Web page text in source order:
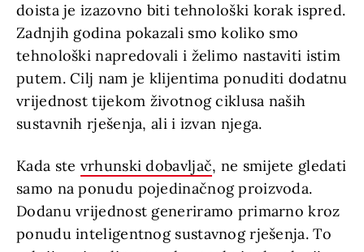
doista je izazovno biti tehnološki korak ispred.
Zadnjih godina pokazali smo koliko smo
tehnološki napredovali i želimo nastaviti istim
putem. Cilj nam je klijentima ponuditi dodatnu
vrijednost tijekom životnog ciklusa naših
sustavnih rješenja, ali i izvan njega.
Kada ste vrhunski dobavljač, ne smijete gledati
samo na ponudu pojedinačnog proizvoda.
Dodanu vrijednost generiramo primarno kroz
ponudu inteligentnog sustavnog rješenja. To